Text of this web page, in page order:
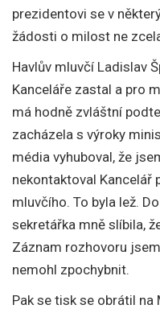
prezidentovi se v
žádosti o milost ne
Havlův mluvčí Ladislav
Kanceláře zastal a pro
má hodně zvláštní
zacházela s výroky
média vyhuboval, že
nekontaktoval Kancelář
mluvčího. To byla lež.
sekretářka mně slíbila,
Záznam rozhovoru
nemohl zpochybnit.
Pak se tisk se obrátil